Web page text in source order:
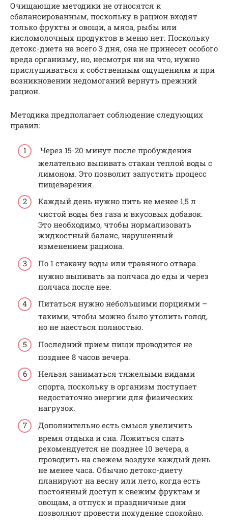
Очищающие методики не относятся к
сбалансированным, поскольку в рацион входят
только фрукты и овощи, а мяса, рыбы или
кисломолочных продуктов в меню нет. Поскольку
детокс-диета на всего 3 дня, она не принесет особого
вреда организму, но, несмотря ни на что, нужно
прислушиваться к собственным ощущениям и при
возникновении недомоганий вернуть прежний
рацион.
Методика предполагает соблюдение следующих
правил:
Через 15-20 минут после пробуждения
желательно выпивать стакан теплой воды с
лимоном. Это позволит запустить процесс
пищеварения.
Каждый день нужно пить не менее 1,5 л
чистой воды без газа и вкусовых добавок.
Это необходимо, чтобы нормализовать
жидкостный баланс, нарушенный
изменением рациона.
По 1 стакану воды или травяного отвара
нужно выпивать за полчаса до еды и через
полчаса после нее.
Питаться нужно небольшими порциями –
такими, чтобы можно было утолить голод,
но не наесться полностью.
Последний прием пищи проводится не
позднее 8 часов вечера.
Нельзя заниматься тяжелыми видами
спорта, поскольку в организм поступает
недостаточно энергии для физических
нагрузок.
Дополнительно есть смысл увеличить
время отдыха и сна. Ложиться спать
рекомендуется не позднее 10 вечера, а
проводить на свежем воздухе каждый день
не менее часа. Обычно детокс-диету
планируют на весну или лето, когда есть
постоянный доступ к свежим фруктам и
овощам, а отпуск и праздничные дни
позволяют провести похудение спокойно.